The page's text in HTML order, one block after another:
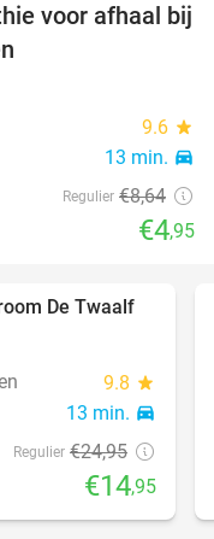
43%
voor afhaal bij
9.6 star
13 min. directions_car
Regulier €8,64
€4,95
40%
De Twaalf
9.8 star
13 min. directions_car
Regulier €24,95
€14,95